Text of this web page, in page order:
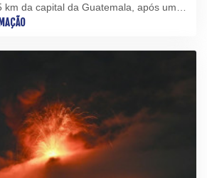
da capital da Guatemala, após uma
o país em alerta na noite de